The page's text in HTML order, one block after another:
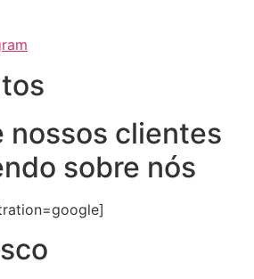
nossos clientes
sobre nós